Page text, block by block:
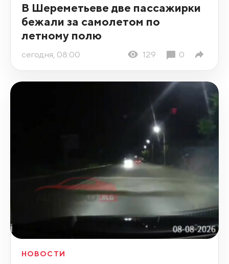
В Шереметьеве две пассажирки
бежали за самолетом по
летному полю
сегодня, 08:00 129 0
НОВОСТИ